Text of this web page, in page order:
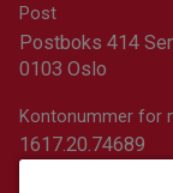
Post
Postboks 414
0103 Oslo
Kontonummer for
1617.20.74689